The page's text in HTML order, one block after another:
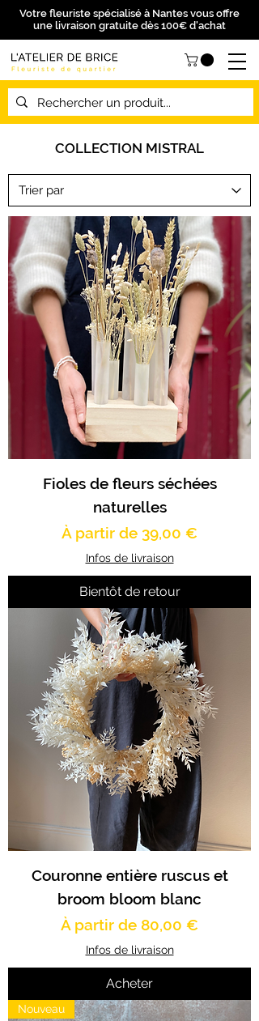
Votre fleuriste spécialisé à Nantes vous offre
une livraison gratuite dès 100€ d'achat
COLLECTION MISTRAL
Fioles de fleurs séchées
naturelles
À partir de 39,00 €
Prix promotionnel
Infos de livraison
Bientôt de retour
Couronne entière ruscus et
broom bloom blanc
À partir de 80,00 €
Prix promotionnel
Infos de livraison
Acheter
Nouveau